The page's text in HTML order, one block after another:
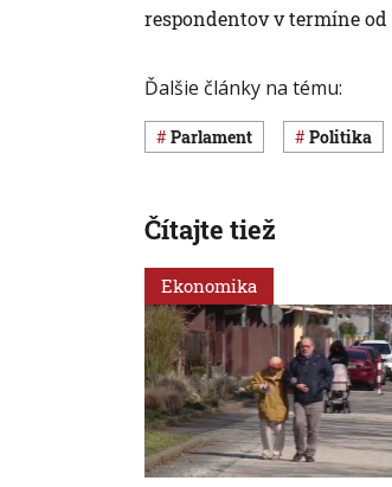
respondentov v termíne od
Ďalšie články na tému:
Parlament Politika
Čítajte tiež
Ekonomika